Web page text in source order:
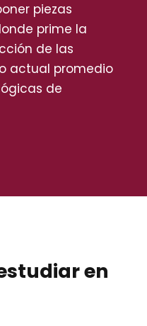
piezas
prime la
de las
actual promedio
de
en